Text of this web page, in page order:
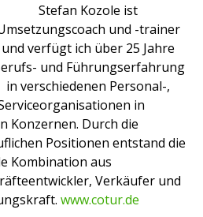
Stefan Kozole ist
und -trainer
und verfügt ich über 25 Jahre
und Führungserfahrung
in verschiedenen Personal-,
in
Konzernen. Durch die
Positionen entstand die
Kombination aus
Verkäufer und
www.cotur.de